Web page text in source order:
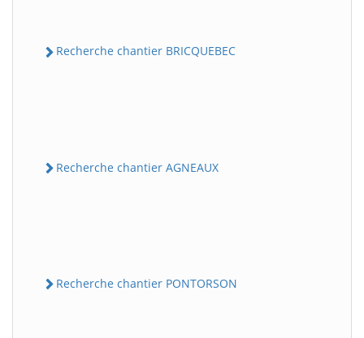
Recherche chantier BRICQUEBEC
Recherche chantier AGNEAUX
Recherche chantier PONTORSON